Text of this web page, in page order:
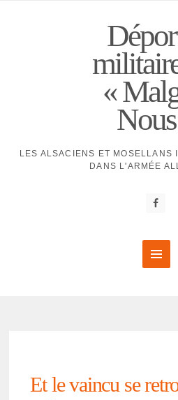
«
LES ALSACIENS ET MOSELLANS
DANS L'ARMÉE
Et le vaincu se